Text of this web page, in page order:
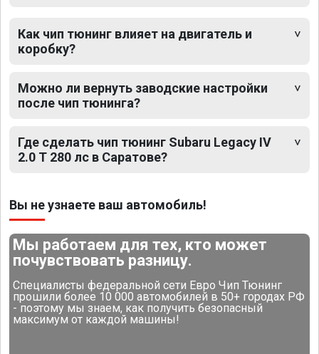
Как чип тюнинг влияет на двигатель и
коробку?
Можно ли вернуть заводские настройки
после чип тюнинга?
Где сделать чип тюнинг Subaru Legacy IV
2.0 T 280 лс в Саратове?
Вы не узнаете ваш автомобиль!
Мы работаем для тех, кто может
почувствовать разницу.
Специалисты федеральной сети Евро Чип Тюнинг
прошили более 10 000 автомобилей в 50+ городах РФ
- поэтому мы знаем, как получить безопасный
максимум от каждой машины!